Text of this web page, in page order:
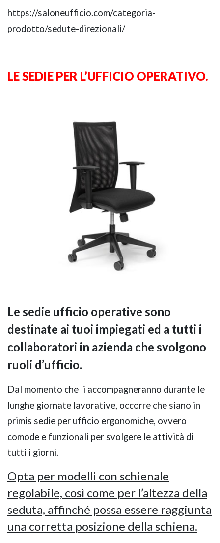
https://saloneufficio.com/categoria-
prodotto/sedute-direzionali/
LE SEDIE PER L’UFFICIO OPERATIVO.
Le sedie ufficio operative sono
destinate ai tuoi impiegati ed a tutti i
collaboratori in azienda che svolgono
ruoli d’ufficio.
Dal momento che li accompagneranno durante le
lunghe giornate lavorative, occorre che siano in
primis sedie per ufficio ergonomiche, ovvero
comode e funzionali per svolgere le attività di
tutti i giorni.
Opta per modelli con schienale
regolabile, così come per l’altezza della
seduta, affinché possa essere raggiunta
una corretta posizione della schiena.